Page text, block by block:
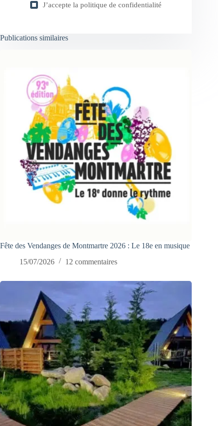
J’accepte la politique de confidentialité
Publications similaires
Fête des Vendanges de Montmartre 2026 : Le 18e en musique
15/07/2026
12 commentaires